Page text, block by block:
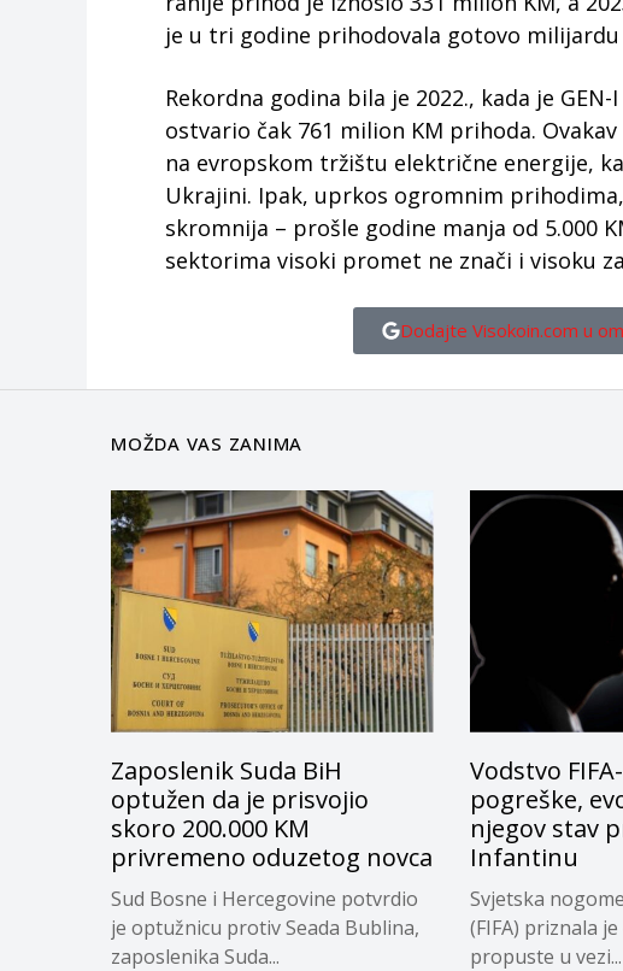
je u tri godine prihodovala gotovo milijardu
Rekordna godina bila je 2022., kada je
ostvario čak 761 milion KM prihoda.
na evropskom tržištu električne energije,
Ukrajini. Ipak, uprkos ogromnim
skromnija – prošle godine manja od 5.000
sektorima visoki promet ne znači i visoku
Dodajte Visokoin.com u
MOŽDA VAS ZANIMA
Zaposlenik Suda BiH
optužen da je prisvojio
skoro 200.000 KM
privremeno oduzetog novca
Sud Bosne i Hercegovine potvrdio
je optužnicu protiv Seada Bublina,
zaposlenika Suda...
Vodstvo
pogreške,
njegov stav
Infantinu
Svjetska
(FIFA) priznala
propuste u vezi...